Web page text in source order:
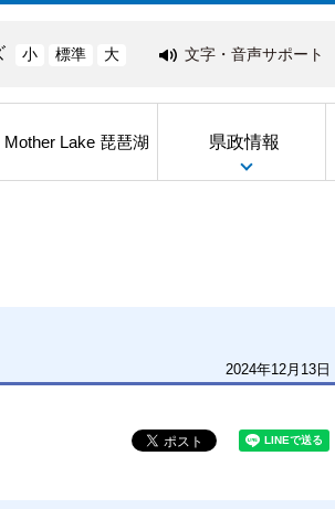
小 標準 大 文字・音声サポート
Mother Lake 琵琶湖 県政情報
2024年12月13日